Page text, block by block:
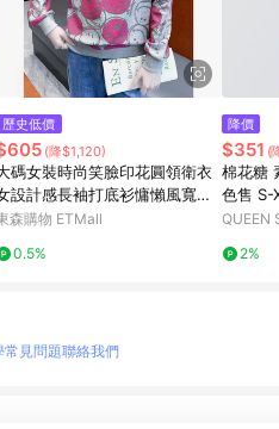
歷史低價
(降$1,120)
碼女裝時尚笑臉印花圓領衛衣
設計感長袖打底衫慵懶風寬松
衣
森購物 ETMall
0.5%
降價
$351 (
棉花糖
色售 S-
QUEEN
2%
常見問題聯絡我們